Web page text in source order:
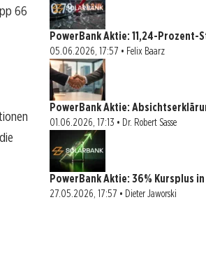
66
PowerBank Aktie: 11,24-Prozent-
05.06.2026, 17:57 • Felix Baarz
PowerBank Aktie:
01.06.2026, 17:13 • Dr. Robert Sasse
PowerBank Aktie: 36% Kursplus
27.05.2026, 17:57 • Dieter Jaworski